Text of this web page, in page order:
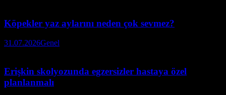
Köpekler yaz aylarını neden çok sevmez?
31.07.2026Genel
Erişkin skolyozunda egzersizler hastaya özel
planlanmalı